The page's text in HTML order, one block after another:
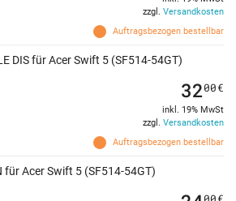
Auftragsbezogen bestellbar
zzgl. Versandkosten
DIS für Acer Swift 5 (SF514-54GT)
Auftragsbezogen bestellbar
3200€
inkl. 19% MwSt
zzgl. Versandkosten
für Acer Swift 5 (SF514-54GT)
00€